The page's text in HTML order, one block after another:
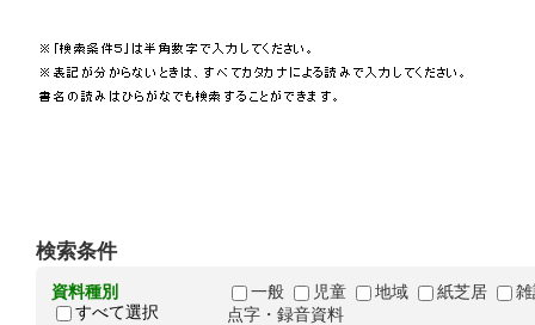
検索条件
資料種別
すべて選択
一般 児童 地域 紙芝居
点字・録音資料